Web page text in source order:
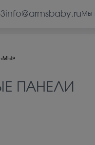
info@armsbaby.ru Мы
ПАНЕЛИ